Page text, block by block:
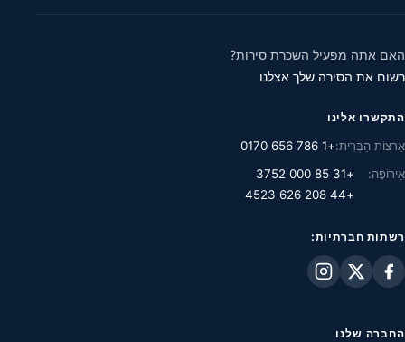
האם אתה מפעיל השכרת סירות?
רשום את הסירה שלך אצלנו
התקשרו אלינו
אַרצוֹת הַבְּרִית:+1 786 656 0170
אֵירוֹפָּה:
+31 85 000 3752
+44 208 626 4523
רשתות חברתיות:
החברה שלנו